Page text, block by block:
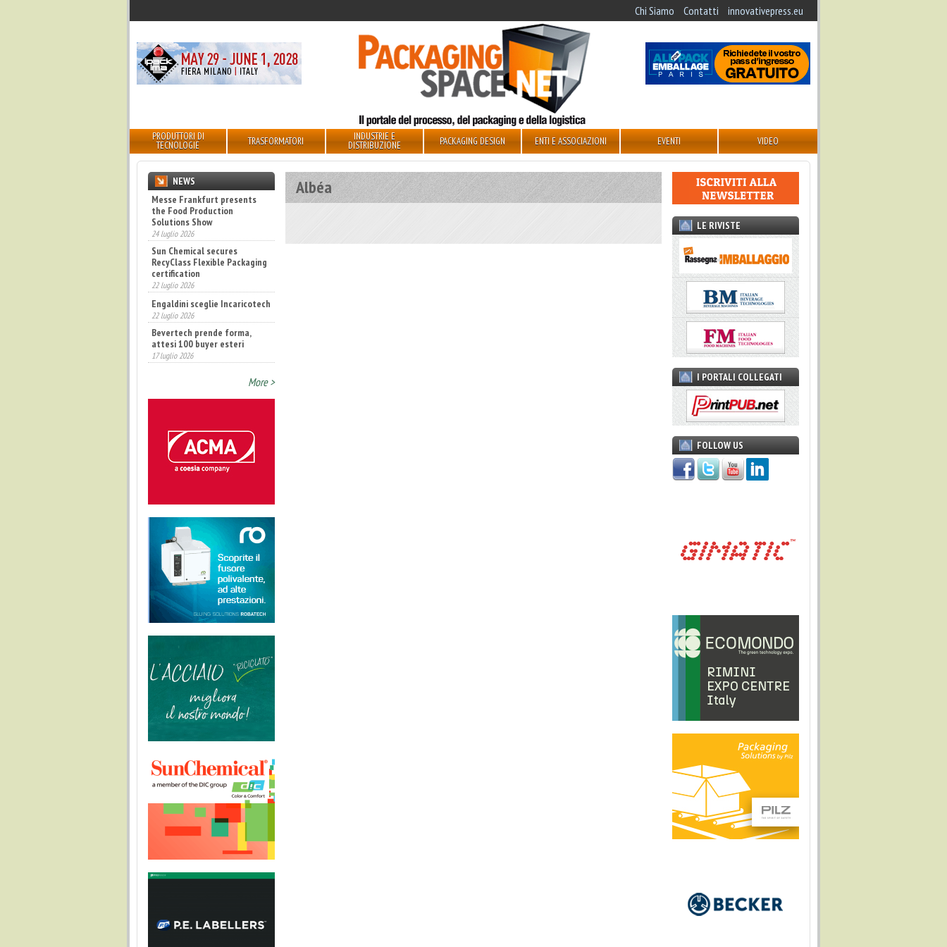
Chi Siamo Contatti innovativepress.eu
PRODUTTORI DI
TECNOLOGIE TRASFORMATORI INDUSTRIE E
DISTRIBUZIONE PACKAGING DESIGN ENTI E ASSOCIAZIONI EVENTI VIDEO
Albéa
NEWS
Messe Frankfurt presents
the Food Production
Solutions Show
24 luglio 2026
Sun Chemical secures
RecyClass Flexible Packaging
certification
22 luglio 2026
Engaldini sceglie Incaricotech
22 luglio 2026
Bevertech prende forma,
attesi 100 buyer esteri
17 luglio 2026
More >
LE RIVISTE
I PORTALI COLLEGATI
FOLLOW US